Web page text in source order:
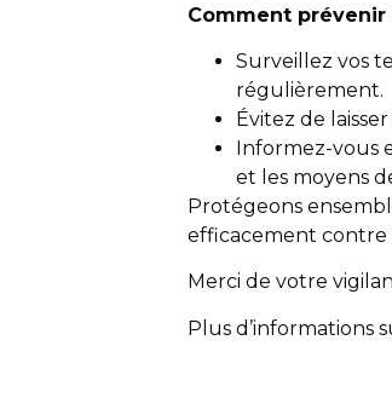
Comment prévenir
Surveillez vos
régulièrement.
Évitez de
Informez-vous
et les moyens
Protégeons
efficacement contre
Merci de votre
Plus d’informations